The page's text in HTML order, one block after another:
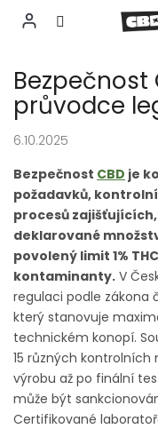
obsah
Bezpečnost
průvodce
6.10.2025
Bezpečnost CBD je
požadavků,
procesů zajišťujících,
deklarované
povolený limit 1%
kontaminanty. V
regulaci podle zákona
který stanovuje
technickém konopí.
15 různých
výrobu až po finální
může být
Certifikované